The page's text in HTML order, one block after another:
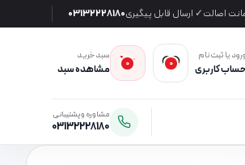
اصالت✓ ارسال قابل پیگیری03132228180
ورود یا ثبت‌نام
کاربری 0
0
سبد خرید
مشاهده سبد
مشاوره و پشتیبانی
03132228180